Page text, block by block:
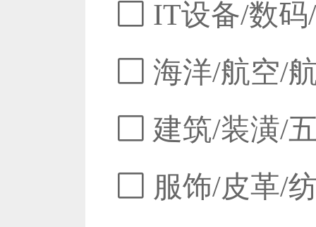
IT设备/数码
海洋/航空/
建筑/装潢/
服饰/皮革/